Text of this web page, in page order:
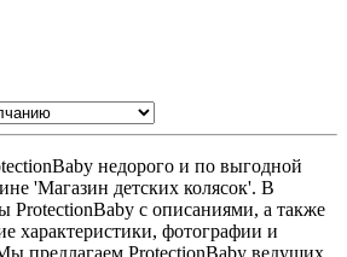
недорого и по выгодной
'Магазин детских колясок'. В
ProtectionBaby с описаниями, а также
характеристики, фотографии и
предлагаем ProtectionBaby ведущих